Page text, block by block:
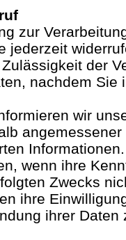
zur
jederzeit
der
nachdem Sie
wir
wenn ihre
Zwecks
ihre
ihrer Daten